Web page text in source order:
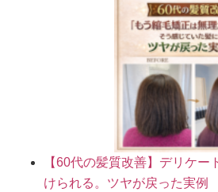
【60代の髪質改善】デリケー
けられる。ツヤが戻った実例